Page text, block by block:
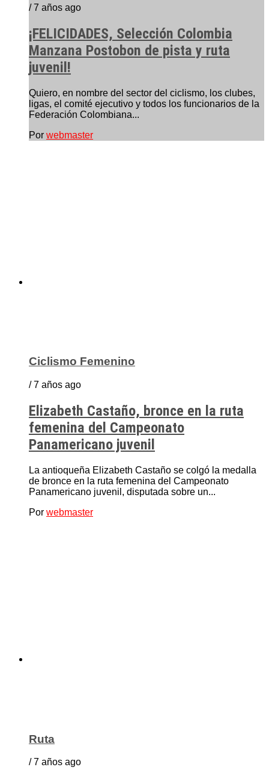
/ 7 años ago
¡FELICIDADES, Selección Colombia
Manzana Postobon de pista y ruta
juvenil!
Quiero, en nombre del sector del ciclismo, los clubes,
ligas, el comité ejecutivo y todos los funcionarios de la
Federación Colombiana...
Por webmaster
Ciclismo Femenino
/ 7 años ago
Elizabeth Castaño, bronce en la ruta
femenina del Campeonato
Panamericano juvenil
La antioqueña Elizabeth Castaño se colgó la medalla
de bronce en la ruta femenina del Campeonato
Panamericano juvenil, disputada sobre un...
Por webmaster
Ruta
/ 7 años ago